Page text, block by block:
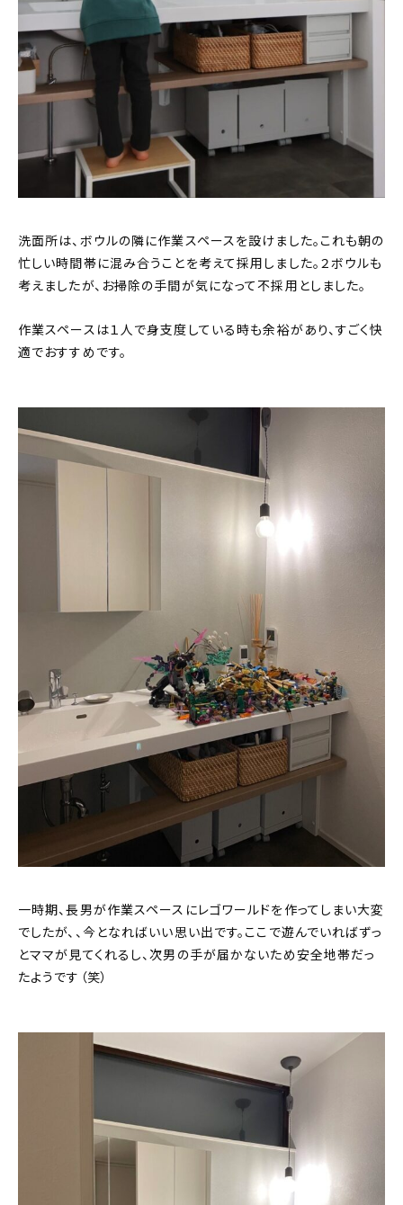
洗面所は、ボウルの隣に作業スペースを設けました。これも朝の
忙しい時間帯に混み合うことを考えて採用しました。２ボウルも
考えましたが、お掃除の手間が気になって不採用としました。
作業スペースは１人で身支度している時も余裕があり、すごく快
適でおすすめです。
一時期、長男が作業スペースにレゴワールドを作ってしまい大変
でしたが、、今となればいい思い出です。ここで遊んでいればずっ
とママが見てくれるし、次男の手が届かないため安全地帯だっ
たようです（笑）